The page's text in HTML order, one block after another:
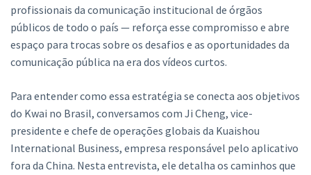
profissionais da comunicação institucional de órgãos
públicos de todo o país — reforça esse compromisso e abre
espaço para trocas sobre os desafios e as oportunidades da
comunicação pública na era dos vídeos curtos.
Para entender como essa estratégia se conecta aos objetivos
do Kwai no Brasil, conversamos com Ji Cheng, vice-
presidente e chefe de operações globais da Kuaishou
International Business, empresa responsável pelo aplicativo
fora da China. Nesta entrevista, ele detalha os caminhos que